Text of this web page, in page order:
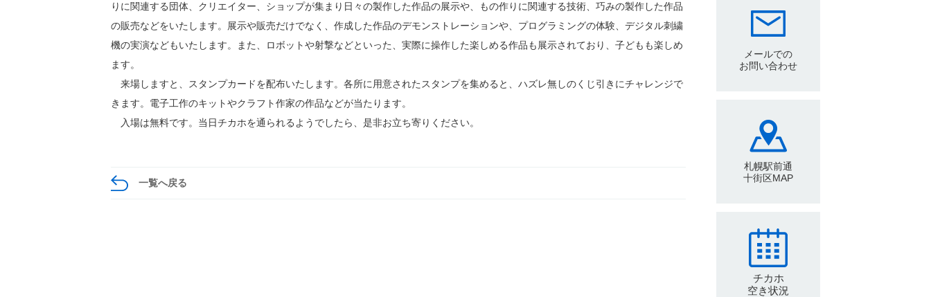
りに関連する団体、クリエイター、ショップが集まり日々の製作した作品の展示や、もの作りに関連する技術、巧みの製作した作品
の販売などをいたします。展示や販売だけでなく、作成した作品のデモンストレーションや、プログラミングの体験、デジタル刺繍
機の実演などもいたします。また、ロボットや射撃などといった、実際に操作した楽しめる作品も展示されており、子どもも楽しめ
ます。
来場しますと、スタンプカードを配布いたします。各所に用意されたスタンプを集めると、ハズレ無しのくじ引きにチャレンジで
きます。電子工作のキットやクラフト作家の作品などが当たります。
入場は無料です。当日チカホを通られるようでしたら、是非お立ち寄りください。
一覧へ戻る
メールでの
お問い合わせ
札幌駅前通
十街区MAP
チカホ
空き状況